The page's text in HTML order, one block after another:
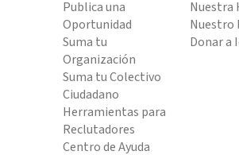
Publica una
Oportunidad
Suma tu
Organización
Suma tu Colectivo
Ciudadano
Herramientas para
Reclutadores
Centro de Ayuda
Nuestra
Nuestro
Donar a